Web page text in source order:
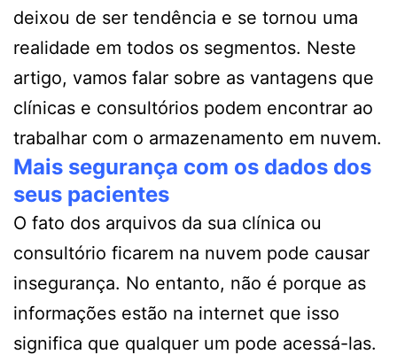
deixou de ser tendência e se tornou uma
realidade em todos os segmentos. Neste
artigo, vamos falar sobre as vantagens que
clínicas e consultórios podem encontrar ao
trabalhar com o armazenamento em nuvem.
Mais segurança com os dados dos
seus pacientes
O fato dos arquivos da sua clínica ou
consultório ficarem na nuvem pode causar
insegurança. No entanto, não é porque as
informações estão na internet que isso
significa que qualquer um pode acessá-las.